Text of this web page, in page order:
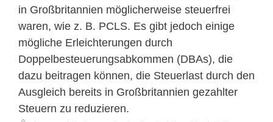
in Großbritannien möglicherweise steuerfrei
waren, wie z. B. PCLS. Es gibt jedoch einige
mögliche Erleichterungen durch
Doppelbesteuerungsabkommen (DBAs), die
dazu beitragen können, die Steuerlast durch den
Ausgleich bereits in Großbritannien gezahlter
Steuern zu reduzieren.